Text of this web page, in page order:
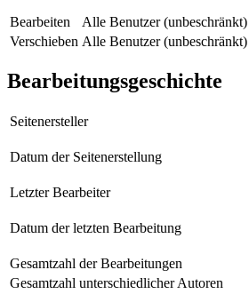
Bearbeiten
Alle Benutzer (unbeschränkt)
Verschieben Alle Benutzer (unbeschränkt)
Bearbeitungsgeschichte
Seitenersteller
Datum der Seitenerstellung
Letzter Bearbeiter
Datum der letzten Bearbeitung
Gesamtzahl der Bearbeitungen
Gesamtzahl unterschiedlicher Autoren